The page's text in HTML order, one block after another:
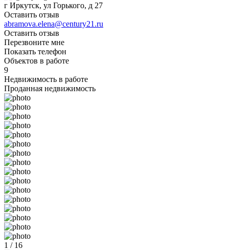
г Иркутск, ул Горького, д 27
Оставить отзыв
abramova.elena@century21.ru
Оставить отзыв
Перезвоните мне
Показать телефон
Объектов в работе
9
Недвижимость в работе
Проданная недвижимость
1 / 16